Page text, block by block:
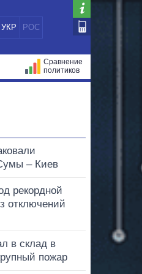
УКР РОС
Сравнение
политиков
– Киев
рекордной
отключений
в склад в
пожар